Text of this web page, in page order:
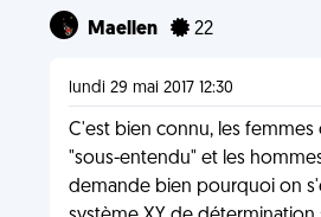
Maellen 22
lundi 29 mai 2017 12:30
C'est bien connu, les
"sous-entendu" et les
demande bien pourquoi on